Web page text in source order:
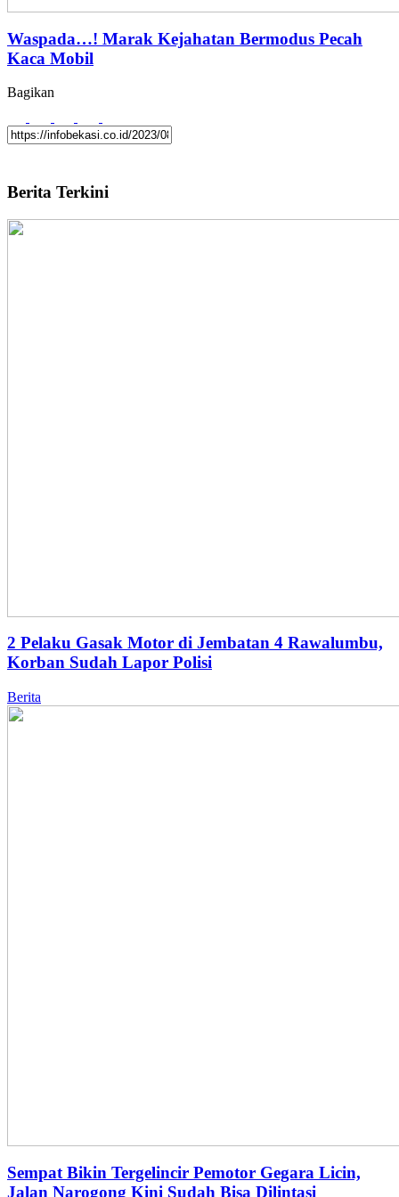
Waspada…! Marak Kejahatan Bermodus Pecah
Kaca Mobil
Bagikan
Berita Terkini
2 Pelaku Gasak Motor di Jembatan 4 Rawalumbu,
Korban Sudah Lapor Polisi
Berita
Sempat Bikin Tergelincir Pemotor Gegara Licin,
Jalan Narogong Kini Sudah Bisa Dilintasi